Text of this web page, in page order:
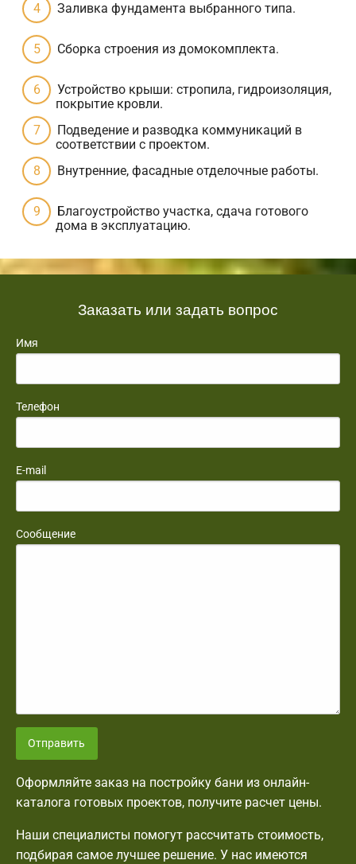
Заливка фундамента выбранного типа.
Сборка строения из домокомплекта.
Устройство крыши: стропила, гидроизоляция,
покрытие кровли.
Подведение и разводка коммуникаций в
соответствии с проектом.
Внутренние, фасадные отделочные работы.
Благоустройство участка, сдача готового
дома в эксплуатацию.
Заказать или задать вопрос
Имя
Телефон
E-mail
Сообщение
Отправить
Оформляйте заказ на постройку бани из онлайн-
каталога готовых проектов, получите расчет цены.
Наши специалисты помогут рассчитать стоимость,
подбирая самое лучшее решение. У нас имеются